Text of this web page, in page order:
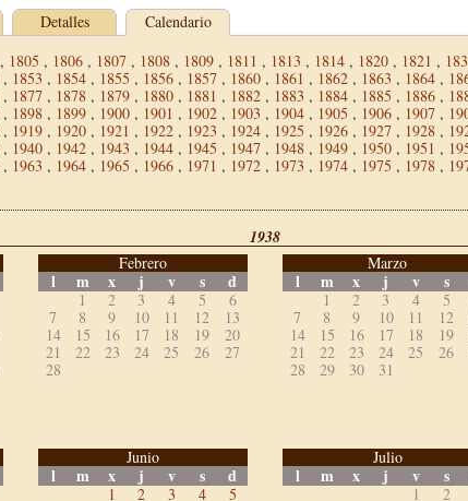
Detalles
Calendario
, 1805 , 1806 , 1807 , 1808 , 1809 , 1811 , 1813 , 1814 , 1820 , 1821 ,
, 1853 , 1854 , 1855 , 1856 , 1857 , 1860 , 1861 , 1862 , 1863 , 1864 ,
, 1877 , 1878 , 1879 , 1880 , 1881 , 1882 , 1883 , 1884 , 1885 , 1886 ,
, 1898 , 1899 , 1900 , 1901 , 1902 , 1903 , 1904 , 1905 , 1906 , 1907 ,
, 1919 , 1920 , 1921 , 1922 , 1923 , 1924 , 1925 , 1926 , 1927 , 1928 ,
, 1940 , 1942 , 1943 , 1944 , 1945 , 1947 , 1948 , 1949 , 1950 , 1951 ,
, 1963 , 1964 , 1965 , 1966 , 1971 , 1972 , 1973 , 1974 , 1975 , 1978 ,
1938
Febrero
l m x j v s d
1 2 3 4 5
6
7
8 9 10 11 12
13
14
15 16 17 18 19
20
21
22 23 24 25 26
27
28
Marzo
l m x j v s
1 2 3 4 5
7
8 9 10 11 12
14
15 16 17 18 19
21
22 23 24 25 26
28
29 30 31
Junio
l m x j v s d
1 2 3 4
5
Julio
l m x j v s
1 2